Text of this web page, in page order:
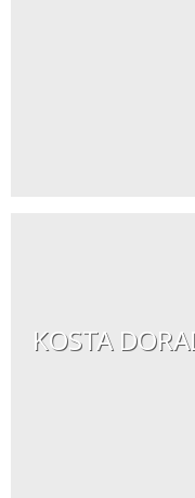
KOSTA